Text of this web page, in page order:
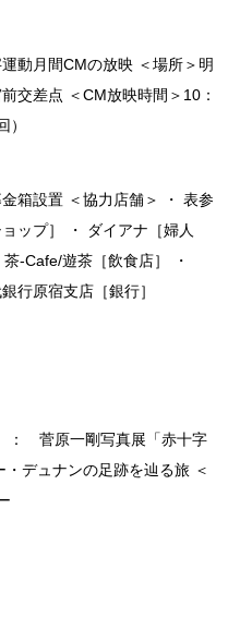
動月間CMの放映 ＜場所＞明
交差点 ＜CM放映時間＞10：
箱設置 ＜協力店舗＞
・ 表参
ップ］
・ ダイアナ［婦人
茶-Cafe/遊茶［飲食店］
・
行原宿支店［銀行］
： 菅原一剛写真展「赤十字
デュナンの足跡を辿る旅 ＜